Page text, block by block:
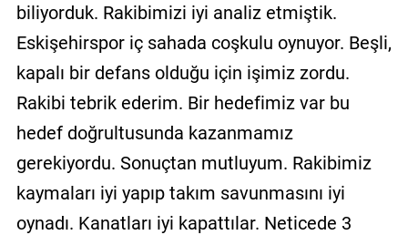
biliyorduk. Rakibimizi iyi analiz etmiştik.
Eskişehirspor iç sahada coşkulu oynuyor. Beşli,
kapalı bir defans olduğu için işimiz zordu.
Rakibi tebrik ederim. Bir hedefimiz var bu
hedef doğrultusunda kazanmamız
gerekiyordu. Sonuçtan mutluyum. Rakibimiz
kaymaları iyi yapıp takım savunmasını iyi
oynadı. Kanatları iyi kapattılar. Neticede 3